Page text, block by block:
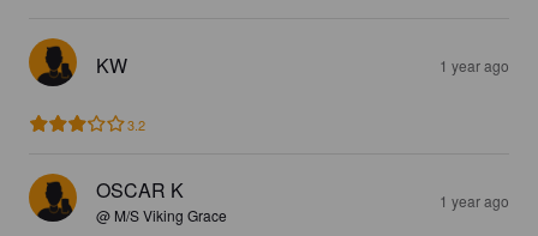
KW 1 year ago
3.2
OSCAR K
@ M/S Viking Grace
1 year ago